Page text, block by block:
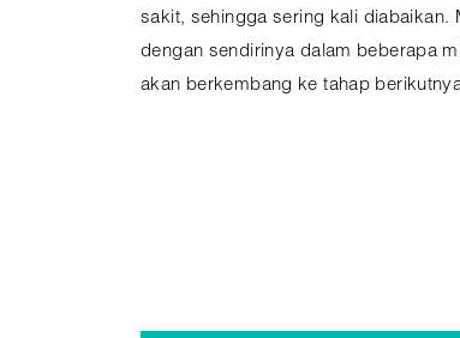
sakit, sehingga sering kali diabaikan.
dengan sendirinya dalam beberapa
akan berkembang ke tahap